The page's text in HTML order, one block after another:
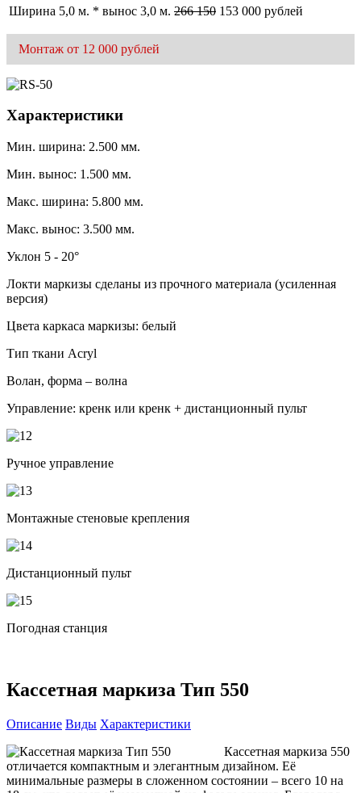
Ширина 5,0 м. * вынос 3,0 м. 266 150 153 000 рублей
Монтаж от 12 000 рублей
Характеристики
Мин. ширина: 2.500 мм.
Мин. вынос: 1.500 мм.
Макс. ширина: 5.800 мм.
Макс. вынос: 3.500 мм.
Уклон 5 - 20°
Локти маркизы сделаны из прочного материала (усиленная
версия)
Цвета каркаса маркизы: белый
Тип ткани Acryl
Волан, форма – волна
Управление: кренк или кренк + дистанционный пульт
Ручное управление
Монтажные стеновые крепления
Дистанционный пульт
Погодная станция
Кассетная маркиза Тип 550
Описание Виды Характеристики
Кассетная маркиза 550
отличается компактным и элегантным дизайном. Её
минимальные размеры в сложенном состоянии – всего 10 на